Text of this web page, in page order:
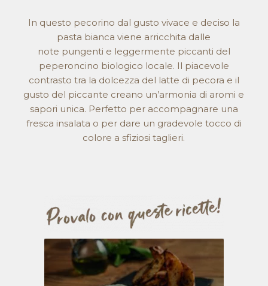
In questo pecorino dal gusto vivace e deciso la
pasta bianca viene arricchita dalle
note pungenti e leggermente piccanti del
peperoncino biologico locale. Il piacevole
contrasto tra la dolcezza del latte di pecora e il
gusto del piccante creano un’armonia di aromi e
sapori unica. Perfetto per accompagnare una
fresca insalata o per dare un gradevole tocco di
colore a sfiziosi taglieri.